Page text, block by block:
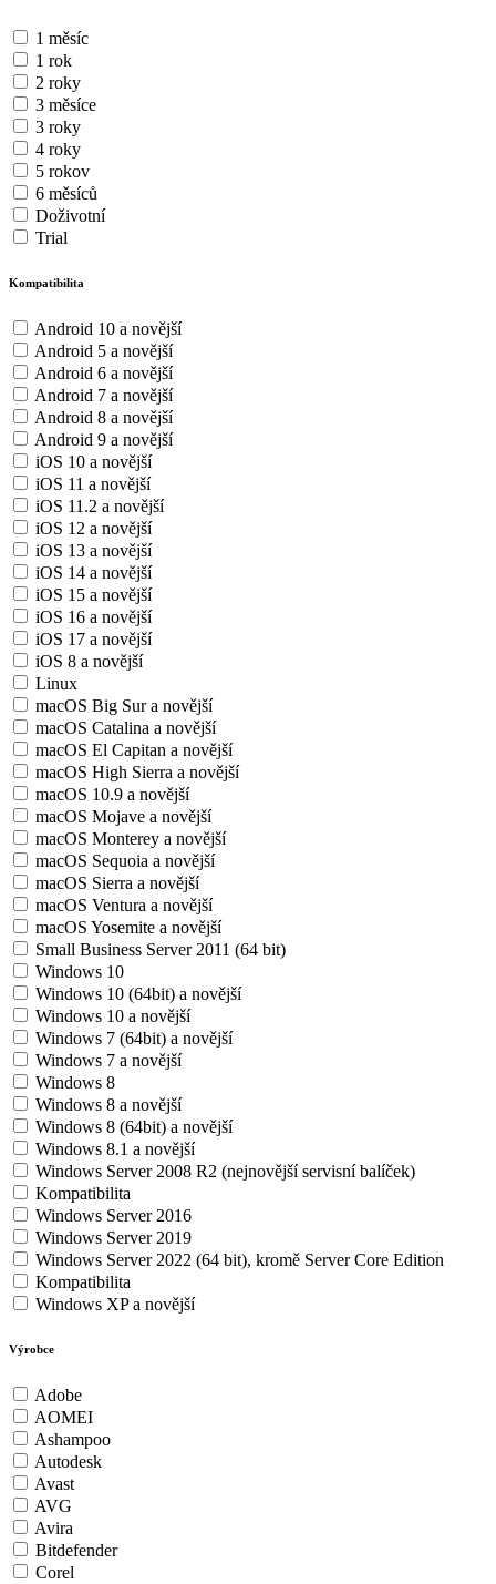
1 měsíc
1 rok
2 roky
3 měsíce
3 roky
4 roky
5 rokov
6 měsíců
Doživotní
Trial
Kompatibilita
Android 10 a novější
Android 5 a novější
Android 6 a novější
Android 7 a novější
Android 8 a novější
Android 9 a novější
iOS 10 a novější
iOS 11 a novější
iOS 11.2 a novější
iOS 12 a novější
iOS 13 a novější
iOS 14 a novější
iOS 15 a novější
iOS 16 a novější
iOS 17 a novější
iOS 8 a novější
Linux
macOS Big Sur a novější
macOS Catalina a novější
macOS El Capitan a novější
macOS High Sierra a novější
macOS 10.9 a novější
macOS Mojave a novější
macOS Monterey a novější
macOS Sequoia a novější
macOS Sierra a novější
macOS Ventura a novější
macOS Yosemite a novější
Small Business Server 2011 (64 bit)
Windows 10
Windows 10 (64bit) a novější
Windows 10 a novější
Windows 7 (64bit) a novější
Windows 7 a novější
Windows 8
Windows 8 a novější
Windows 8 (64bit) a novější
Windows 8.1 a novější
Windows Server 2008 R2 (nejnovější servisní balíček)
Kompatibilita
Windows Server 2016
Windows Server 2019
Windows Server 2022 (64 bit), kromě Server Core Edition
Kompatibilita
Windows XP a novější
Výrobce
Adobe
AOMEI
Ashampoo
Autodesk
Avast
AVG
Avira
Bitdefender
Corel